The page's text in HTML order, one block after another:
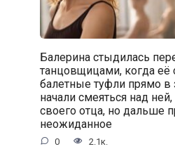
Балерина стыдилась
танцовщицами, когда её
балетные туфли прямо в
начали смеяться над
своего отца, но дальше
неожиданное
0 2.1к.